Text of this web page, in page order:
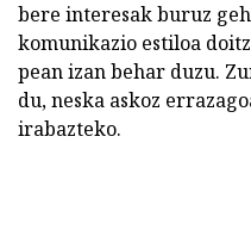
bere interesak buruz
komunikazio estiloa
pean izan behar duzu.
du, neska askoz
irabazteko.